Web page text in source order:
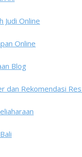
Judi Online
Online
Blog
dan Rekomendasi